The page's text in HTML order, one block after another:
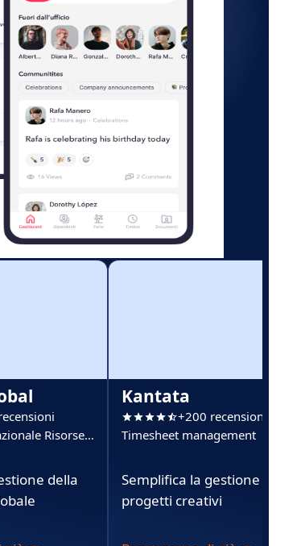
Risorse
della
Kantata
+200 recensioni
Timesheet management
Semplifica la gestione dei
progetti creativi